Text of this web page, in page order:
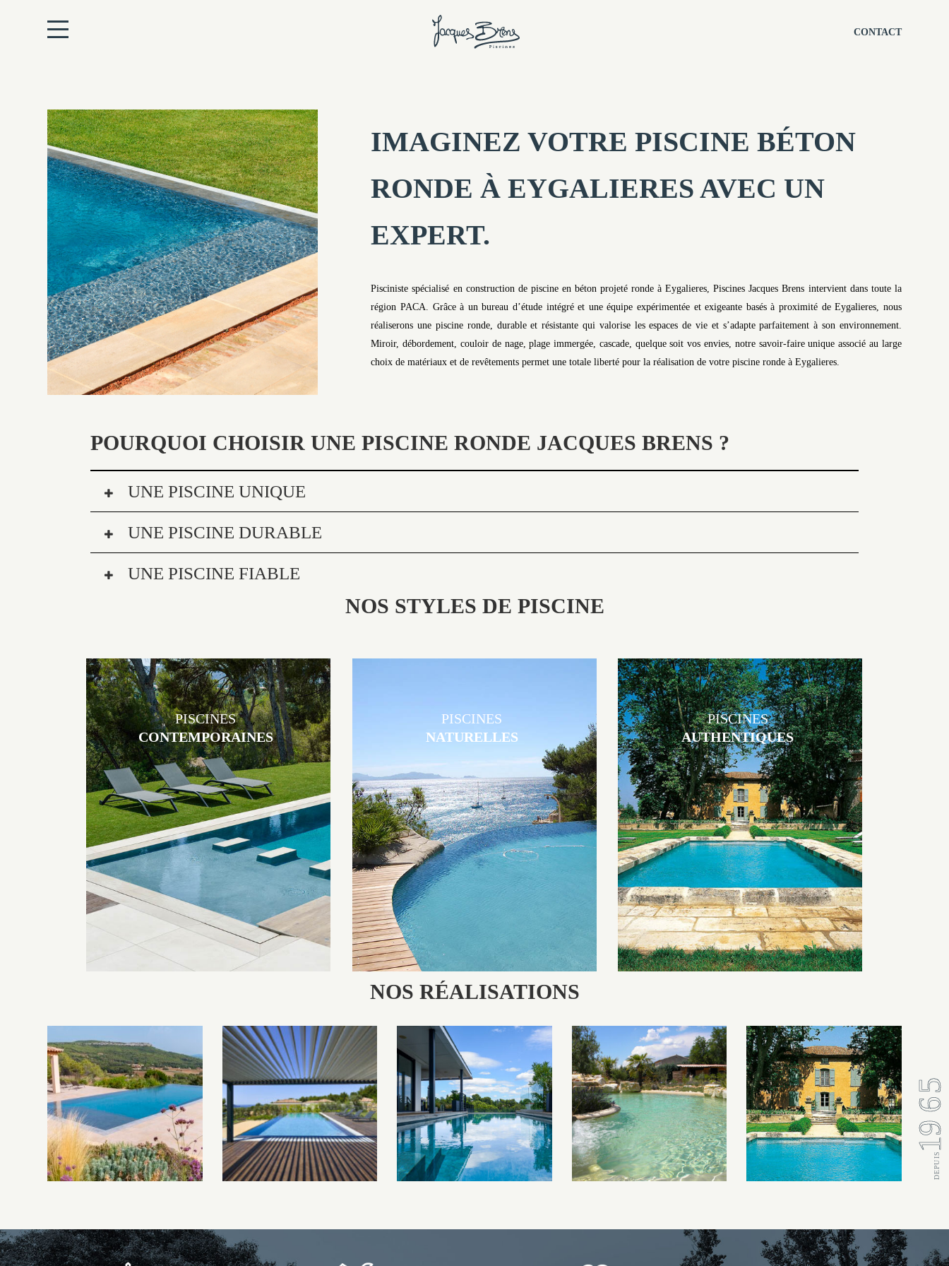
CONTACT
IMAGINEZ VOTRE PISCINE BÉTON
RONDE À EYGALIERES AVEC UN
EXPERT.
Pisciniste spécialisé en construction de piscine en béton projeté ronde à Eygalieres, Piscines Jacques Brens intervient dans toute la
région PACA. Grâce à un bureau d’étude intégré et une équipe expérimentée et exigeante basés à proximité de Eygalieres, nous
réaliserons une piscine ronde, durable et résistante qui valorise les espaces de vie et s’adapte parfaitement à son environnement.
Miroir, débordement, couloir de nage, plage immergée, cascade, quelque soit vos envies, notre savoir-faire unique associé au large
choix de matériaux et de revêtements permet une totale liberté pour la réalisation de votre piscine ronde à Eygalieres.
POURQUOI CHOISIR UNE PISCINE RONDE JACQUES BRENS ?
UNE PISCINE UNIQUE
UNE PISCINE DURABLE
UNE PISCINE FIABLE
NOS STYLES DE PISCINE
Les piscines en béton contemporaines Jacques Brens sont uniques
grâce au large choix de matériaux et de revêtements et les
nombreuses options disponibles, miroir, couloir de nage, plage
immergée, débordement.
PISCINES
CONTEMPORAINES
Les piscines en béton naturelles Jacques Brens sont originales, elles
s’intègrent parfaitement à leur environnement grâce à un jeu de
volume et de matière sur-mesure conçu par notre bureau d’étude
spécialisé.
PISCINES
NATURELLES
Les piscines en béton authentiques Jacques Brens se démarquent par
la noblesse des matériaux
utilisés pour garder un aspect ancien, retrouver une patine naturelle
ou créer un ornement de pierres de taille.
PISCINES
AUTHENTIQUES
NOS RÉALISATIONS